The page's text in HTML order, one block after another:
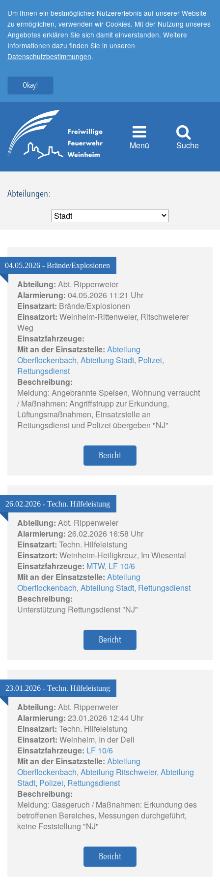
Um Ihnen ein bestmögliches Nutzererlebnis auf unserer Website
zu ermöglichen, verwenden wir Cookies. Mit der Nutzung unseres
Angebotes erklären Sie sich damit einverstanden. Weitere
Informationen dazu finden Sie in unseren
Datenschutzbestimmungen.
Okay!
Menü Suche
Abteilungen:
04.05.2026 - Brände/Explosionen
Abteilung: Abt. Rippenweier
Alarmierung: 04.05.2026 11:21 Uhr
Einsatzart: Brände/Explosionen
Einsatzort: Weinheim-Rittenweier, Ritschweierer
Weg
Einsatzfahrzeuge:
Mit an der Einsatzstelle: Abteilung
Oberflockenbach, Abteilung Stadt, Polizei,
Rettungsdienst
Beschreibung:
Meldung: Angebrannte Speisen, Wohnung verraucht
/ Maßnahmen: Angriffstrupp zur Erkundung,
Lüftungsmaßnahmen, Einsatzstelle an
Rettungsdienst und Polizei übergeben "NJ"
Bericht
26.02.2026 - Techn. Hilfeleistung
Abteilung: Abt. Rippenweier
Alarmierung: 26.02.2026 16:58 Uhr
Einsatzart: Techn. Hilfeleistung
Einsatzort: Weinheim-Heiligkreuz, Im Wiesental
Einsatzfahrzeuge: MTW, LF 10/6
Mit an der Einsatzstelle: Abteilung
Oberflockenbach, Abteilung Stadt, Rettungsdienst
Beschreibung:
Unterstützung Rettungsdienst "NJ"
Bericht
23.01.2026 - Techn. Hilfeleistung
Abteilung: Abt. Rippenweier
Alarmierung: 23.01.2026 12:44 Uhr
Einsatzart: Techn. Hilfeleistung
Einsatzort: Weinheim, In der Dell
Einsatzfahrzeuge: LF 10/6
Mit an der Einsatzstelle: Abteilung
Oberflockenbach, Abteilung Ritschweier, Abteilung
Stadt, Polizei, Rettungsdienst
Beschreibung:
Meldung: Gasgeruch / Maßnahmen: Erkundung des
betroffenen Bereiches, Messungen durchgeführt,
keine Feststellung "NJ"
Bericht